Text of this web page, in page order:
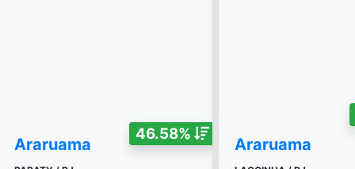
46.58%
Araruama Araruama